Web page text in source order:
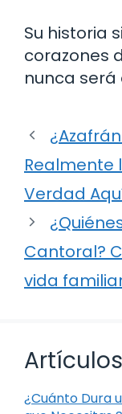
Su historia
corazones
nunca será
Realmente
Verdad
Cantoral?
vida
Artículos
¿Cuánto Dura